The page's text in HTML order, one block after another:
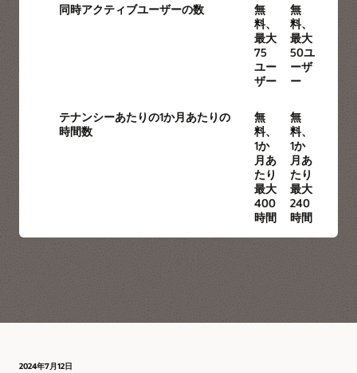
同時アクティブユーザーの数
無
料、
最大
75
ユー
ザー
無
料、
最大
50ユ
ーザ
ー
テナンシーあたりの1か月あたりの
時間数
無
料、
1か
月あ
たり
最大
400
時間
無
料、
1か
月あ
たり
最大
240
時間
2024年7月12日